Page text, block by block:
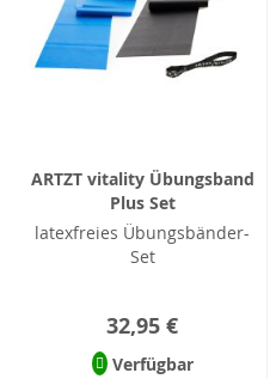
ARTZT vitality Übungsband
Plus Set
latexfreies Übungsbänder-
Set
32,95 €
Verfügbar